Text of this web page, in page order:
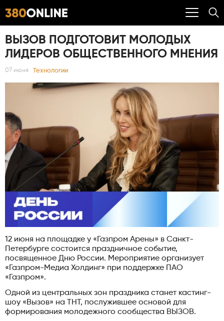
ВЫЗОВ ПОДГОТОВИТ МОЛОДЫХ
ЛИДЕРОВ ОБЩЕСТВЕННОГО МНЕНИЯ
07 июня Технологии
12 июня на площадке у «Газпром Арены» в Санкт-
Петербурге состоится праздничное событие,
посвященное Дню России. Мероприятие организует
«Газпром-Медиа Холдинг» при поддержке ПАО
«Газпром».
Одной из центральных зон праздника станет кастинг-
шоу «Вызов» на ТНТ, послужившее основой для
формирования молодежного сообщества ВЫЗОВ.